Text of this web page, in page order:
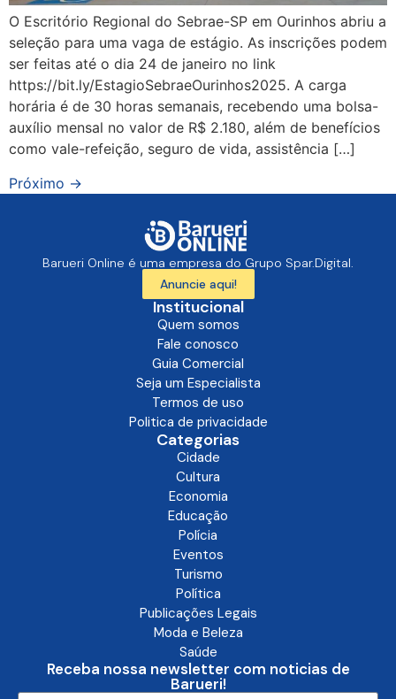
O Escritório Regional do Sebrae-SP em Ourinhos abriu a
seleção para uma vaga de estágio. As inscrições podem
ser feitas até o dia 24 de janeiro no link
https://bit.ly/EstagioSebraeOurinhos2025. A carga
horária é de 30 horas semanais, recebendo uma bolsa-
auxílio mensal no valor de R$ 2.180, além de benefícios
como vale-refeição, seguro de vida, assistência […]
Próximo →
Barueri Online é uma empresa do Grupo Spar.Digital.
Anuncie aqui!
Institucional
Quem somos
Fale conosco
Guia Comercial
Seja um Especialista
Termos de uso
Politica de privacidade
Categorias
Cidade
Cultura
Economia
Educação
Polícia
Eventos
Turismo
Política
Publicações Legais
Moda e Beleza
Saúde
Receba nossa newsletter com noticias de
Barueri!